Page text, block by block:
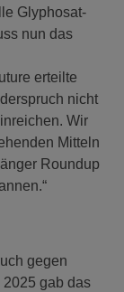
Glyphosat-
nun das
erteilte
nicht
Wir
Mitteln
Roundup
gegen
2025 gab das